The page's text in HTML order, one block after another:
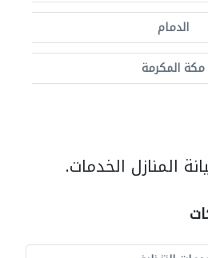
الدمام
مكة المكرمة
المنازل الخدمات.